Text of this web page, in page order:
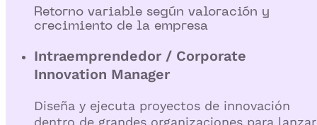
Retorno variable según valoración y
crecimiento de la empresa
Intraemprendedor / Corporate
Innovation Manager
Diseña y ejecuta proyectos de innovación
dentro de grandes organizaciones para lanzar